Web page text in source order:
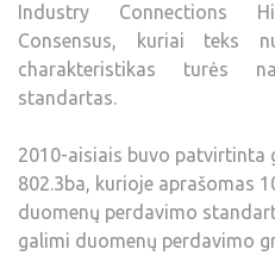
Industry Connections
Consensus, kuriai teks
charakteristikas turės
standartas.
2010-aisiais buvo patvirtinta
802.3ba, kurioje aprašomas
duomenų perdavimo
galimi duomenų perdavimo